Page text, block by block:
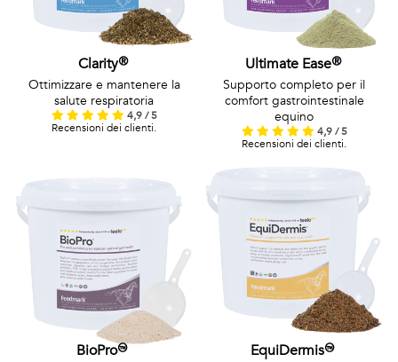
Clarity®
Ottimizzare e mantenere la
salute respiratoria
4,9 / 5
Recensioni dei clienti.
Ultimate Ease®
Supporto completo per il
comfort gastrointestinale
equino
4,9 / 5
Recensioni dei clienti.
BioPro™ EquiDermis™